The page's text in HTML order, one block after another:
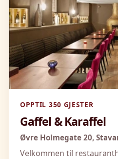
OPPTIL 350 GJESTER
Gaffel & Karaffel
Øvre Holmegate 20,
Velkommen til